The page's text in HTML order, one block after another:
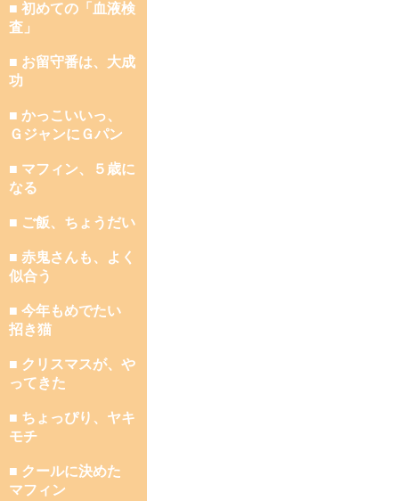
■ 初めての「血液検
査」
■ お留守番は、大成
功
■ かっこいいっ、
ＧジャンにＧパン
■ マフィン、５歳に
なる
■ ご飯、ちょうだい
■ 赤鬼さんも、よく
似合う
■ 今年もめでたい
招き猫
■ クリスマスが、や
ってきた
■ ちょっぴり、ヤキ
モチ
■ クールに決めた
マフィン